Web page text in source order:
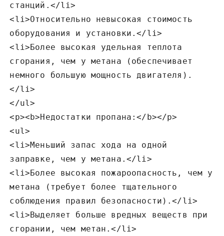
станций.</li>
<li>Относительно невысокая стоимость
оборудования и установки.</li>
<li>Более высокая удельная теплота
сгорания‚ чем у метана (обеспечивает
немного большую мощность двигателя).
</li>
</ul>
<p><b>Недостатки пропана:</b></p>
<ul>
<li>Меньший запас хода на одной
заправке‚ чем у метана.</li>
<li>Более высокая пожароопасность‚ чем у
метана (требует более тщательного
соблюдения правил безопасности).</li>
<li>Выделяет больше вредных веществ при
сгорании‚ чем метан.</li>